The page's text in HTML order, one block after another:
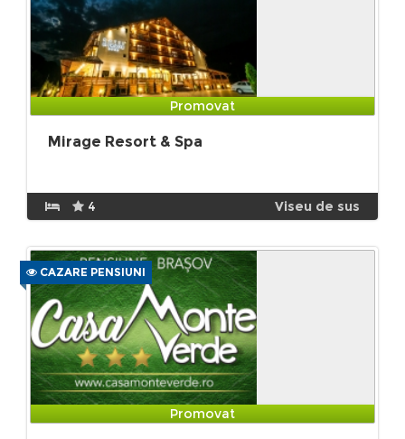
Promovat
Mirage Resort & Spa
4 Viseu de sus
CAZARE PENSIUNI
Promovat